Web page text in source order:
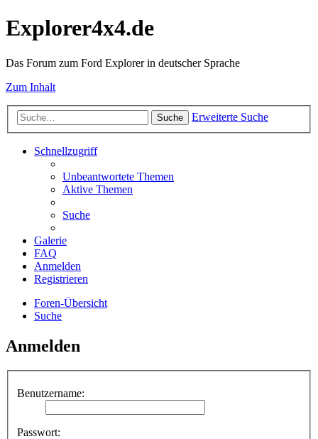
Explorer4x4.de
Das Forum zum Ford Explorer in deutscher Sprache
Zum Inhalt
Suche Erweiterte Suche
Schnellzugriff
Unbeantwortete Themen
Aktive Themen
Suche
Galerie
FAQ
Anmelden
Registrieren
Foren-Übersicht
Suche
Anmelden
Benutzername:
Passwort: